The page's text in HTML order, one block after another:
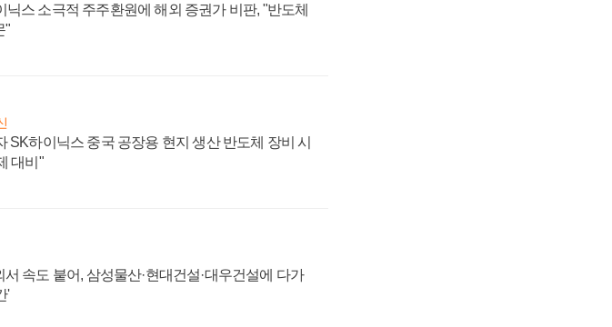
닉스 소극적 주주환원에 해외 증권가 비판, "반도체
"
SK하이닉스 중국 공장용 현지 생산 반도체 장비 시
대비"
속도 붙어, 삼성물산·현대건설·대우건설에 다가
'